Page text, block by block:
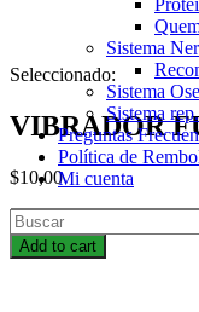
Sistema
Sistema
Sistema
Preguntas
Política de
Mi cuenta
Seleccionado:
VIBRADOR
$10,00
VIBRADOR
FUNDA
PUNTOS
Add to cart